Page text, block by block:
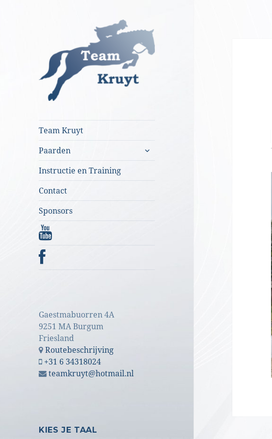
Team Kruyt
Team Kruyt
Paarden
submenu
uitvouwen
Instructie en Training
Contact
Sponsors
Gaestmabuorren 4A
9251 MA Burgum
Friesland
Routebeschrijving
+31 6 34318024
teamkruyt@hotmail.nl
KIES JE TAAL